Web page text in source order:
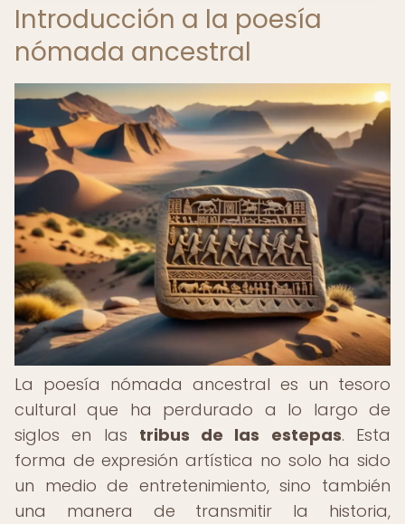
Introducción a la poesía
nómada ancestral
La poesía nómada ancestral es un tesoro
cultural que ha perdurado a lo largo de
siglos en las tribus de las estepas. Esta
forma de expresión artística no solo ha sido
un medio de entretenimiento, sino también
una manera de transmitir la historia,